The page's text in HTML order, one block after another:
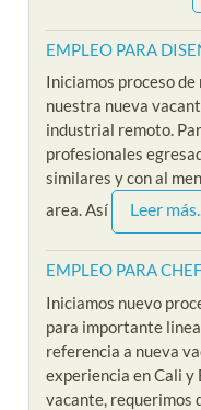
EMPLEO PARA
Iniciamos proceso
nuestra nueva
industrial remoto.
profesionales
similares y con al
area. Así
Leer
EMPLEO PARA
Iniciamos nuevo
para importante
referencia a nueva
experiencia en Cali y
vacante, requerimos